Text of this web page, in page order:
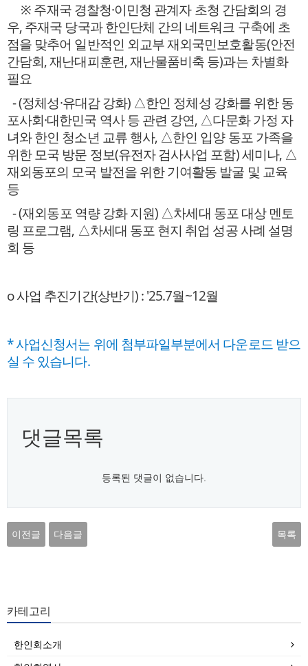
※ 주재국 경찰청·이민청 관계자 초청 간담회의 경
우, 주재국 당국과 한인단체 간의 네트워크 구축에 초
점을 맞추어 일반적인 외교부 재외국민보호활동(안전
간담회, 재난대피훈련, 재난물품비축 등)과는 차별화
필요
- (정체성·유대감 강화) △한인 정체성 강화를 위한 동
포사회·대한민국 역사 등 관련 강연, △다문화 가정 자
녀와 한인 청소년 교류 행사, △한인 입양 동포 가족을
위한 모국 방문 정보(유전자 검사사업 포함) 세미나, △
재외동포의 모국 발전을 위한 기여활동 발굴 및 교육
등
- (재외동포 역량 강화 지원) △차세대 동포 대상 멘토
링 프로그램, △차세대 동포 현지 취업 성공 사례 설명
회 등
o 사업 추진기간(상반기) : '25.7월~12월
* 사업신청서는 위에 첨부파일부분에서 다운로드 받으
실 수 있습니다.
댓글목록
등록된 댓글이 없습니다.
이전글 다음글 목록
카테고리
한인회소개